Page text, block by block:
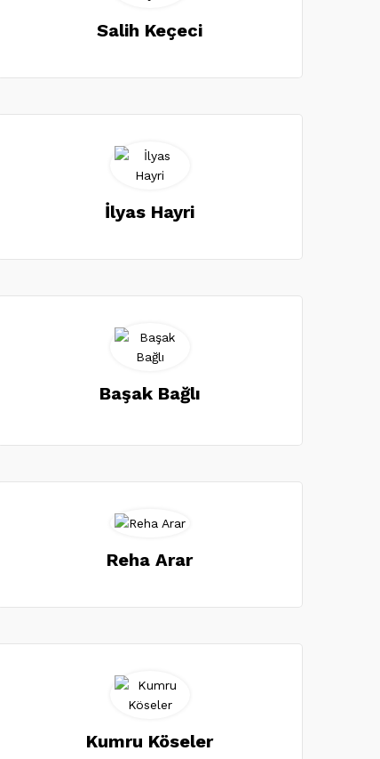
Salih Keçeci
İlyas Hayri
Başak Bağlı
Reha Arar
Kumru Köseler